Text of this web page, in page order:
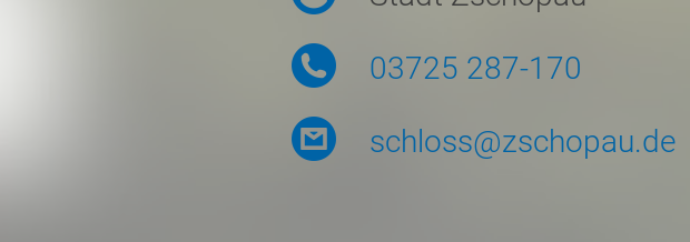
03725 287-170
schloss@zschopau.de